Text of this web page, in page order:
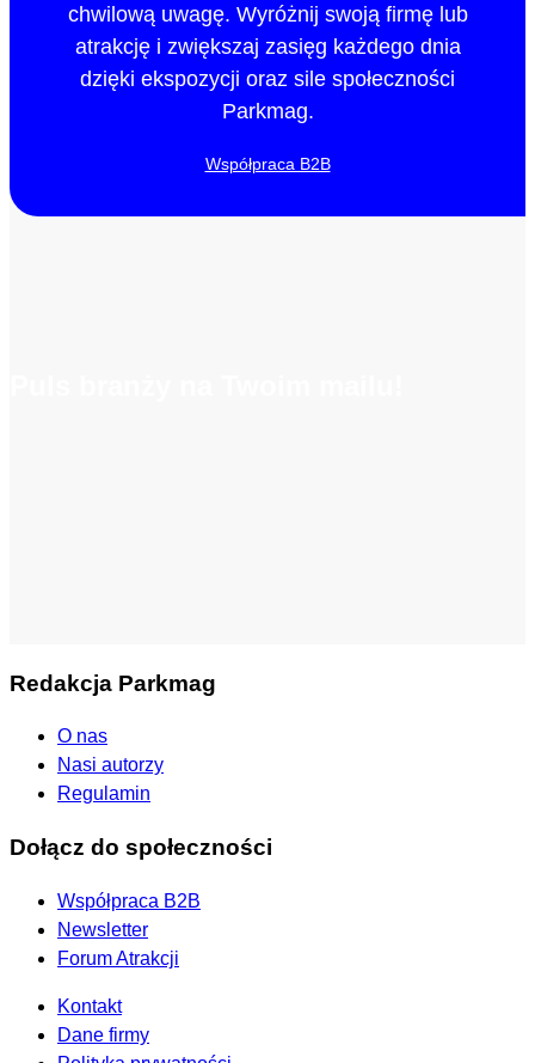
chwilową uwagę. Wyróżnij swoją firmę lub
atrakcję i zwiększaj zasięg każdego dnia
dzięki ekspozycji oraz sile społeczności
Parkmag.
Współpraca B2B
Redakcja Parkmag
O nas
Nasi autorzy
Regulamin
Dołącz do społeczności
Współpraca B2B
Newsletter
Forum Atrakcji
Kontakt
Dane firmy